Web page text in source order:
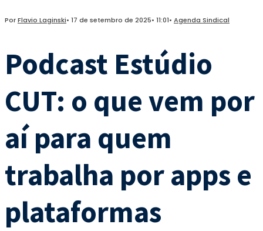
PorFlavio Laginski• 17 de setembro de 2025• 11:01• Agenda Sindical
Podcast Estúdio
CUT: o que vem por
aí para quem
trabalha por apps e
plataformas